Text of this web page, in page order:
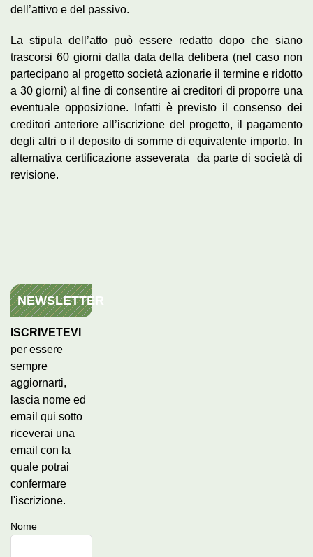
dell’attivo e del passivo.
La stipula dell’atto può essere redatto dopo che siano
trascorsi 60 giorni dalla data della delibera (nel caso non
partecipano al progetto società azionarie il termine e ridotto
a 30 giorni) al fine di consentire ai creditori di proporre una
eventuale opposizione. Infatti è previsto il consenso dei
creditori anteriore all’iscrizione del progetto, il pagamento
degli altri o il deposito di somme di equivalente importo. In
alternativa certificazione asseverata da parte di società di
revisione.
NEWSLETTER
ISCRIVETEVI
per essere
sempre
aggiornarti,
lascia nome ed
email qui sotto
riceverai una
email con la
quale potrai
confermare
l'iscrizione.
Nome